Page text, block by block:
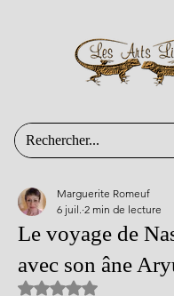
Le voyage de
avec son âne
Marguerite Romeuf
6 juil. 2 min de lecture
Noté NaN étoiles sur